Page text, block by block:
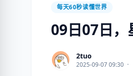
每天60秒读懂世界
09日07日，
2tuo
2025-09-07 09:30 ·